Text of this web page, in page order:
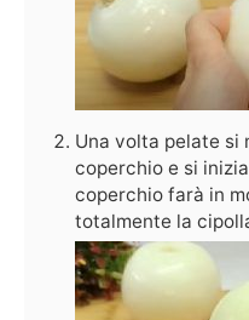
Una volta pelate si
coperchio e si
coperchio farà in
totalmente la